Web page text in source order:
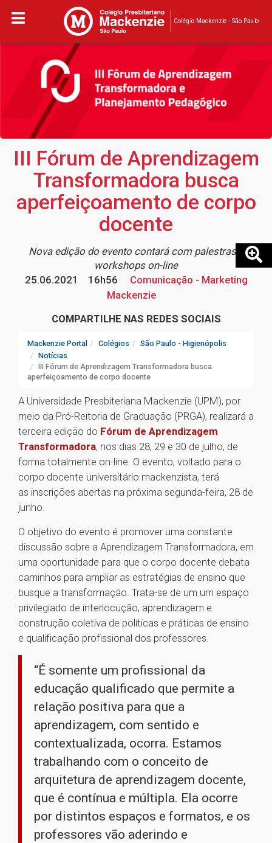
Colégio Mackenzie - São Paulo
III Fórum de Aprendizagem
Transformadora busca
aperfeiçoamento de corpo
docente
Nova edição do evento contará com palestras e
workshops on-line
25.06.2021
16h56
Comunicação - Marketing
Mackenzie
COMPARTILHE NAS REDES SOCIAIS
Mackenzie Portal Colégios
São Paulo - Higienópolis
Notícias
III Fórum de Aprendizagem Transformadora busca
aperfeiçoamento de corpo docente
A Universidade Presbiteriana Mackenzie (UPM), por
meio da Pró-Reitoria de Graduação (PRGA), realizará a
terceira edição do Fórum de Aprendizagem
Transformadora, nos dias 28, 29 e 30 de julho, de
forma totalmente on-line. O evento, voltado para o
corpo docente universitário mackenzista, terá
as inscrições abertas na próxima segunda-feira, 28 de
junho.
O objetivo do evento é promover uma constante
discussão sobre a Aprendizagem Transformadora, em
uma oportunidade para que o corpo docente debata
caminhos para ampliar as estratégias de ensino que
busque a transformação. Trata-se de um um espaço
privilegiado de interlocução, aprendizagem e
construção coletiva de políticas e práticas de ensino
e qualificação profissional dos professores.
“É somente um profissional da
educação qualificado que permite a
relação positiva para que a
aprendizagem, com sentido e
contextualizada, ocorra. Estamos
trabalhando com o conceito de
arquitetura de aprendizagem docente,
que é contínua e múltipla. Ela ocorre
por distintos espaços e formatos, e os
professores vão aderindo e